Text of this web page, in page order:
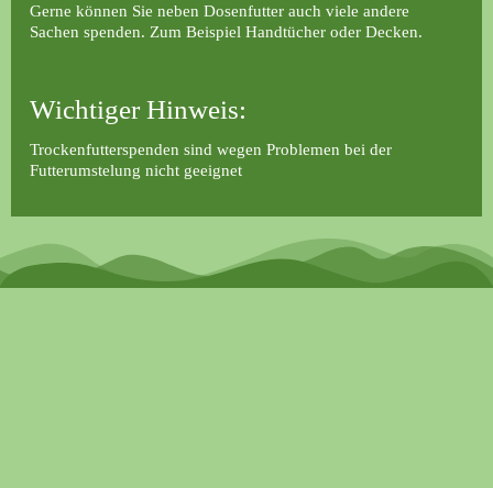
Gerne können Sie neben Dosenfutter auch viele andere
Sachen spenden. Zum Beispiel Handtücher oder Decken.
Wichtiger Hinweis:
Trockenfutterspenden sind wegen Problemen bei der
Futterumstelung nicht geeignet